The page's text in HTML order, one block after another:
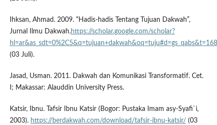
Ihksan, Ahmad. 2009. “Hadis-hadis Tentang Tujuan Dakwah”,
Jurnal Ilmu Dakwah.https://scholar.google.com/scholar?
(03 Juli).
Jasad, Usman. 2011. Dakwah dan Komunikasi Transformatif. Cet.
I; Makassar: Alauddin University Press.
Katsir, Ibnu. Tafsir Ibnu Katsir (Bogor: Pustaka Imam asy-Syafi`i,
2003). https://berdakwah.com/download/tafsir-ibnu-katsir/ (03